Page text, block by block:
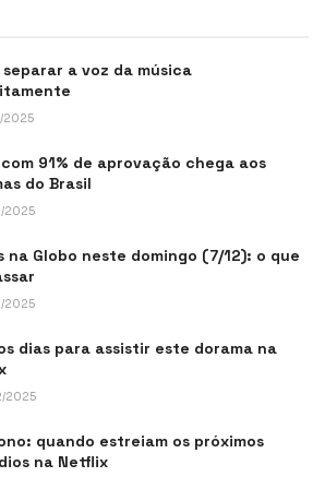
separar a voz da música
2025
91% de aprovação chega aos
do Brasil
2025
na Globo neste domingo (7/12): o que
2025
dias para assistir este dorama na
2025
quando estreiam os próximos
na Netflix